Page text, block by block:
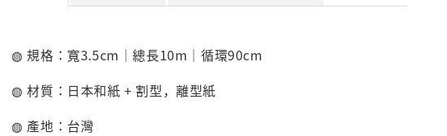
◍ 規格：寬3.5cm｜總長10m｜循環90cm
◍ 材質： 日本和紙 + 割型，離型紙
◍ 產地：台灣